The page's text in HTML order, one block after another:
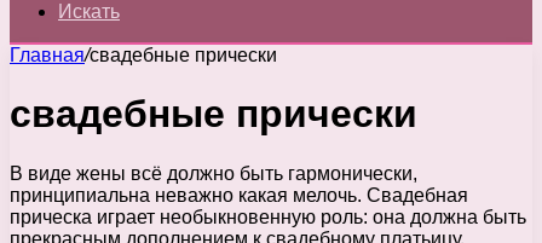
Искать
Главная/свадебные прически
свадебные прически
В виде жены всё должно быть гармонически,
принципиальна неважно какая мелочь. Свадебная
прическа играет необыкновенную роль: она должна быть
прекрасным дополнением к свадебному платьицу,